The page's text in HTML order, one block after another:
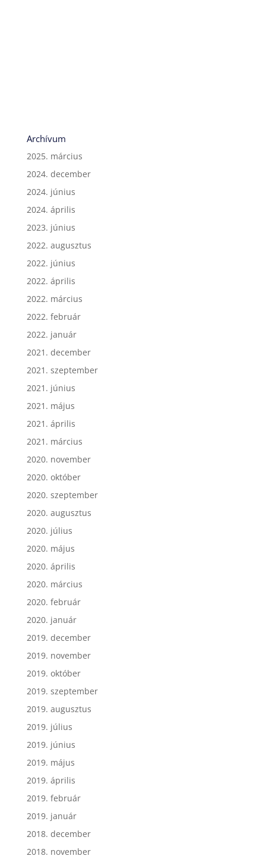
Archívum
2025. március
2024. december
2024. június
2024. április
2023. június
2022. augusztus
2022. június
2022. április
2022. március
2022. február
2022. január
2021. december
2021. szeptember
2021. június
2021. május
2021. április
2021. március
2020. november
2020. október
2020. szeptember
2020. augusztus
2020. július
2020. május
2020. április
2020. március
2020. február
2020. január
2019. december
2019. november
2019. október
2019. szeptember
2019. augusztus
2019. július
2019. június
2019. május
2019. április
2019. február
2019. január
2018. december
2018. november